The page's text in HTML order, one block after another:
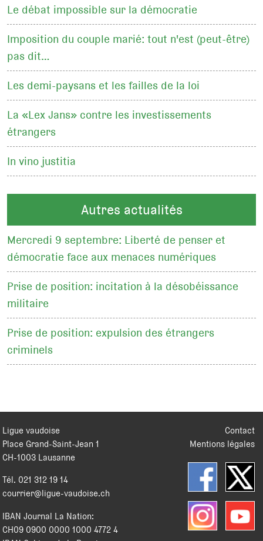
Le débat impossible sur la démocratie
Imposition du couple marié: tout n'est (peut-être)
pas dit…
Les demi-paysans et les failles de la loi
La «Lex Jans» contre les investissements
étrangers
In vino justitia
Autres actualités
Mercredi 9 septembre: Liberté de penser et
démocratie face aux menaces numériques
Prise de position: incitation à la désobéissance
militaire
Prise de position: expulsion des étrangers
criminels
Contact
Mentions légales
Ligue vaudoise
Place Grand-Saint-Jean 1
CH-1003 Lausanne
Tél. 021 312 19 14
courrier@ligue-vaudoise.ch
IBAN Journal La Nation:
CH09 0900 0000 1000 4772 4